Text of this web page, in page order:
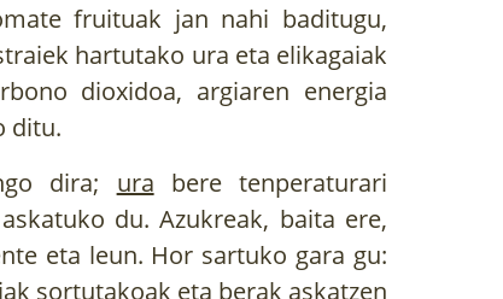
fruituak jan nahi baditugu,
hartutako ura eta elikagaiak
dioxidoa, argiaren energia
ditu.
dira; ura bere tenperaturari
askatuko du. Azukreak, baita ere,
eta leun. Hor sartuko gara gu:
sortutakoak eta berak askatzen